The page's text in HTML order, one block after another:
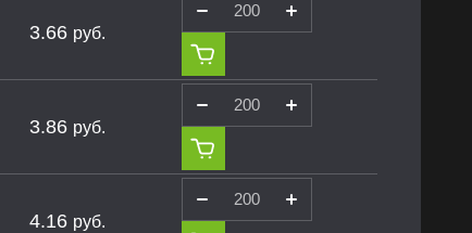
3.66 руб.
3.86 руб.
4.16 руб.